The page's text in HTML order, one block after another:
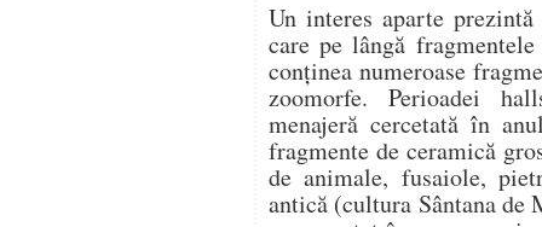
Un interes aparte
care pe lângă
conţinea numeroase
zoomorfe. Perioadei
menajeră cercetată în
fragmente de ceramică
de animale, fusaiole,
antică (cultura Sântana de